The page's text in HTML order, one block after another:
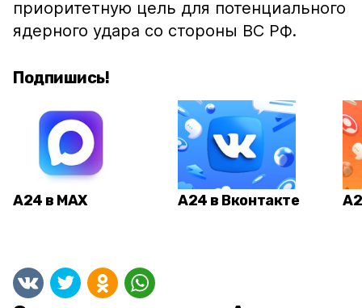
приоритетную цель для потенциального
ядерного удара со стороны ВС РФ.
Подпишись!
А24 в MAX А24 в Вконтакте